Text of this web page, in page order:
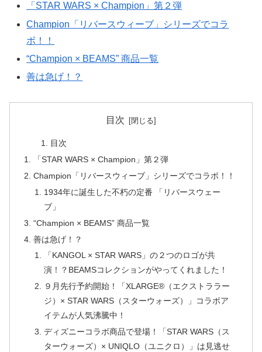
「STAR WARS × Champion」第２弾
Champion「リバースウィーブ」シリーズでコラ
ボ！！
“Champion × BEAMS” 商品一覧
善は急げ！？
目次
目次
「STAR WARS × Champion」第２弾
Champion「リバースウィーブ」シリーズでコラボ！！
1934年に誕生した不朽の定番 「リバースウェー
ブ」
“Champion × BEAMS” 商品一覧
善は急げ！？
「KANGOL × STAR WARS」の２つのロゴが共
演！？BEAMSコレクションがやってくれました！
９月先行予約開始！「XLARGE®（エクストララー
ジ）× STAR WARS（スターウォーズ）」コラボア
イテムが人気沸騰中！
ディズニーコラボ商品で登場！「STAR WARS（ス
ターウォーズ）× UNIQLO（ユニクロ）」は見逃せ